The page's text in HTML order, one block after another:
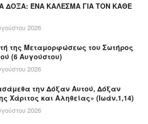
ΔΟΞΑ: ΈΝΑ ΚΑΛΕΣΜΑ ΓΙΑ ΤΟΝ ΚΑΘΕ
2026
της Μεταμορφώσεως του Σωτήρος
(6 Αυγούστου)
2026
την Δόξαν Αυτού, Δόξαν
Χάριτος και Αληθείας» (Ιωάν.1,14)
2026